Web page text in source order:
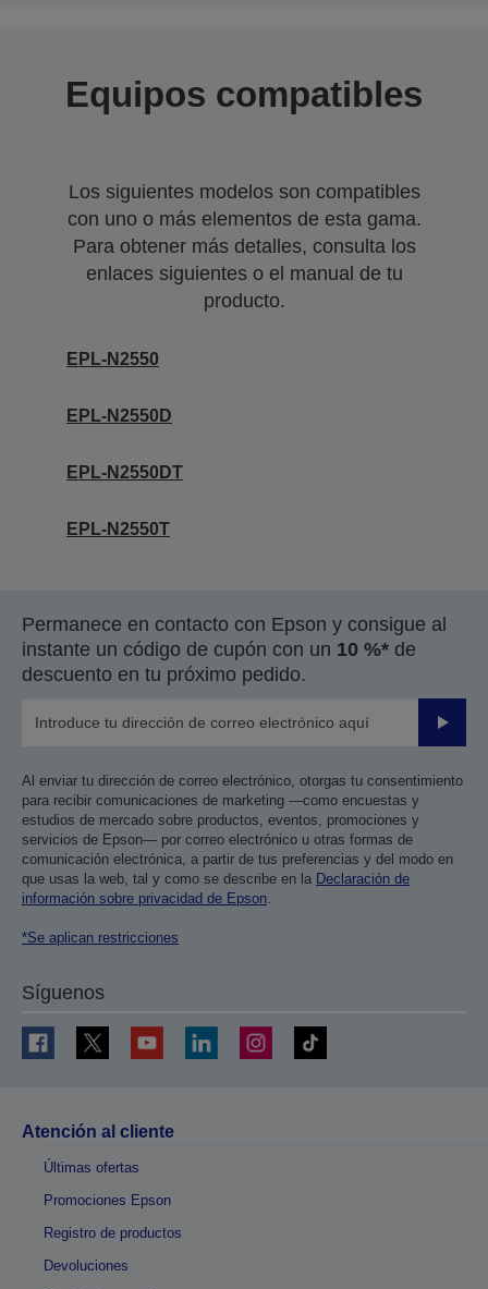
Equipos compatibles
Los siguientes modelos son compatibles
con uno o más elementos de esta gama.
Para obtener más detalles, consulta los
enlaces siguientes o el manual de tu
producto.
EPL-N2550
EPL-N2550D
EPL-N2550DT
EPL-N2550T
Permanece en contacto con Epson y consigue al
instante un código de cupón con un 10 %* de
descuento en tu próximo pedido.
Enviar
Al enviar tu dirección de correo electrónico, otorgas tu consentimiento
para recibir comunicaciones de marketing —como encuestas y
estudios de mercado sobre productos, eventos, promociones y
servicios de Epson— por correo electrónico u otras formas de
comunicación electrónica, a partir de tus preferencias y del modo en
que usas la web, tal y como se describe en la Declaración de
información sobre privacidad de Epson.
*Se aplican restricciones
Síguenos
Atención al cliente
Últimas ofertas
Promociones Epson
Registro de productos
Devoluciones